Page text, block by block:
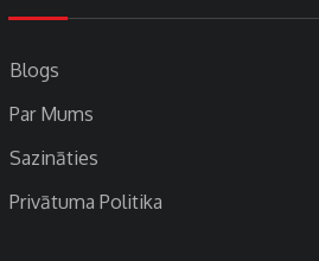
Blogs
Par Mums
Sazināties
Privātuma Politika